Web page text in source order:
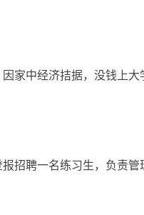
家中经济拮据，没钱上大
招聘一名练习生，负责管